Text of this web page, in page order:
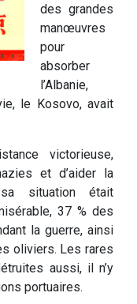
des grandes
manœuvres
pour
absorber
l’Albanie,
le Kosovo, avait
victorieuse,
et d’aider la
situation était
37 % des
la guerre, ainsi
oliviers. Les rares
aussi, il n’y
portuaires.